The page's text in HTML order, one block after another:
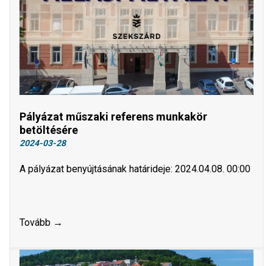
Pályázat műszaki referens munkakör
betöltésére
2024-03-28
A pályázat benyújtásának határideje: 2024.04.08. 00:00
Tovább →